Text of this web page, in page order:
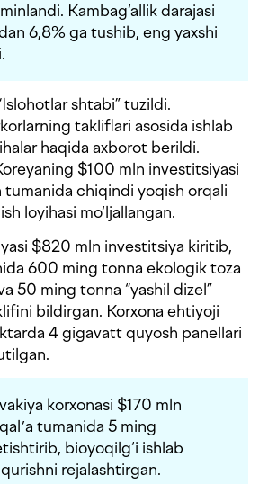
Kambag‘allik darajasi
6,8% ga tushib, eng yaxshi
shtabi” tuzildi.
takliflari asosida ishlab
haqida axborot berildi.
$100 mln investitsiyasi
tumanida chiqindi yoqish orqali
loyihasi mo‘ljallangan.
$820 mln investitsiya kiritib,
600 ming tonna ekologik toza
50 ming tonna “yashil dizel”
bildirgan. Korxona ehtiyoji
4 gigavatt quyosh panellari
korxonasi $170 mln
tumanida 5 ming
bioyoqilg‘i ishlab
rejalashtirgan.